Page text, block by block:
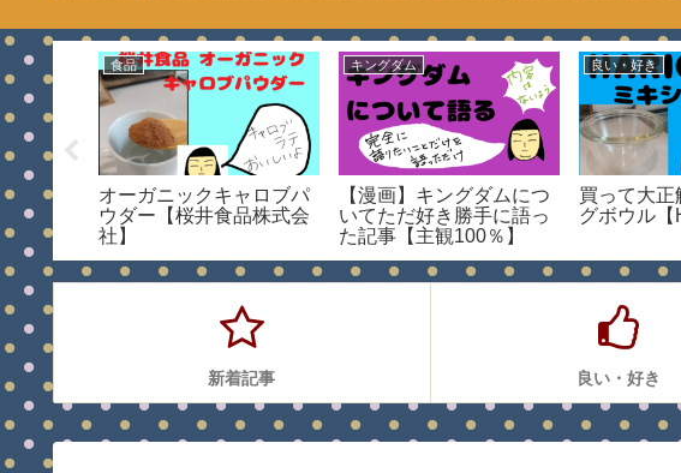
ラスチ
じめま
気楽
食品
オーガニックキャロブパ
ウダー【桜井食品株式会
社】
キングダム
【漫画】キングダムにつ
いてただ好き勝手に語っ
た記事【主観100％】
良い・好き
買って大正
グボウル【
新着記事 良い・好き